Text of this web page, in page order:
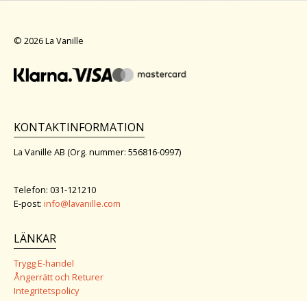
© 2026 La Vanille
KONTAKTINFORMATION
La Vanille AB (Org. nummer: 556816-0997)
Telefon: 031-121210
E-post: info@lavanille.com
LÄNKAR
Trygg E-handel
Ångerrätt och Returer
Integritetspolicy